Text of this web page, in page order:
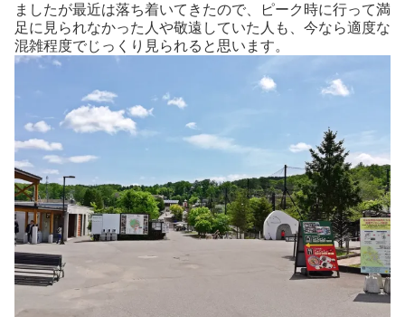
ましたが最近は落ち着いてきたので、ピーク時に行って満
足に見られなかった人や敬遠していた人も、今なら適度な
混雑程度でじっくり見られると思います。